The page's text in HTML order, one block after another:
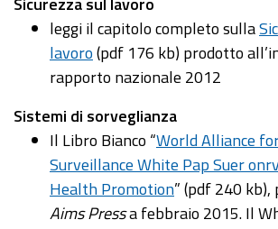
leggi il capitolo completo sulla
lavoro(pdf 176 kb) prodotto
rapporto nazionale 2012
Sistemi di sorveglianza
Il Libro Bianco “World Alliance
Surveillance White Pap Suer
Health Promotion” (pdf 240
Aims Pressa febbraio 2015. Il